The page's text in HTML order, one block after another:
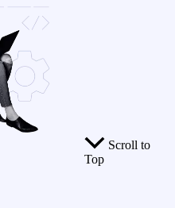
Scroll to
Top